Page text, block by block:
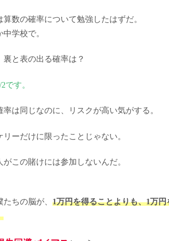
算数の確率について勉強したはずだ。
学校で。
裏と表の出る確率は？
です。
率は同じなのに、リスクが高い気がする。
リーだけに限ったことじゃない。
がこの賭けには参加しないんだ。
たちの脳が、 1万円を得ることよりも、1万